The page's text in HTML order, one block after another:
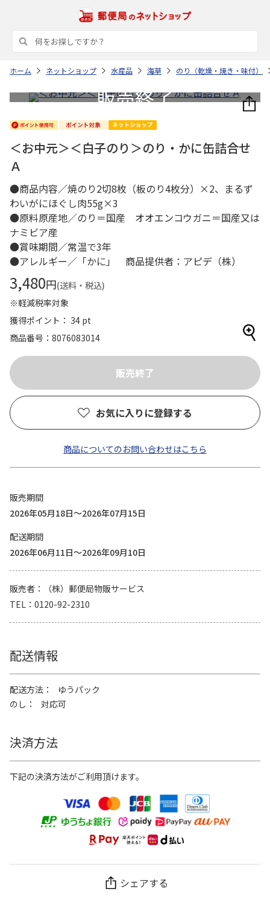
ホーム ネットショップ 水産品 海草 のり（乾燥・焼き・味付）
＜お中元＞＜白子のり＞のり・かに缶詰合せ
Ａ
●商品内容／焼のり2切8枚（板のり4枚分）×2、まるず
わいがにほぐし肉55g×3
●原料原産地／のり＝国産 オオエンコウガニ＝国産又は
ナミビア産
●賞味期間／常温で3年
●アレルギー／「かに」 商品提供者：アピデ（株）
3,480円(送料・税込)
※軽減税率対象
獲得ポイント： 34 pt
商品番号
8076083014
お気に入りに登録する
商品についてのお問い合わせはこちら
販売期間
2026年05月18日～2026年07月15日
配送期間
2026年06月11日～2026年09月10日
販売者
（株）郵便局物販サービス
TEL
0120-92-2310
配送情報
配送方法
ゆうパック
のし
対応可
決済方法
下記の決済方法がご利用頂けます。
シェアする